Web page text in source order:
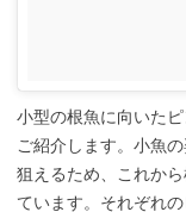
小型の根魚に向いた
ご紹介します。小魚
狙えるため、これか
ています。それぞれ